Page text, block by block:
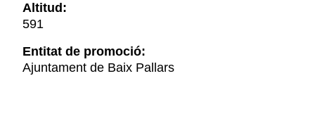
Altitud:
591
Entitat de promoció:
Ajuntament de Baix Pallars